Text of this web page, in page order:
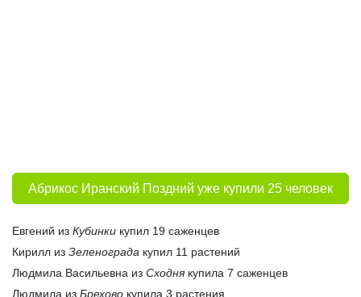
Абрикос Иранский Поздний уже купили 25 человек
Евгений из Кубинки купил 19 саженцев
Кирилл из Зеленограда купил 11 растений
Людмила Васильевна из Сходня купила 7 саженцев
Людмила из Брехово купила 3 растения